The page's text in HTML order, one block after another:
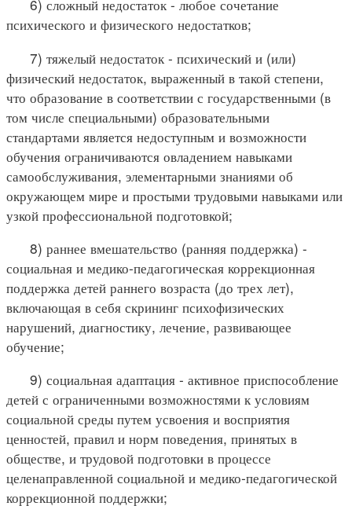
6) сложный недостаток - любое сочетание
психического и физического недостатков;
7) тяжелый недостаток - психический и (или)
физический недостаток, выраженный в такой степени,
что образование в соответствии с государственными (в
том числе специальными) образовательными
стандартами является недоступным и возможности
обучения ограничиваются овладением навыками
самообслуживания, элементарными знаниями об
окружающем мире и простыми трудовыми навыками или
узкой профессиональной подготовкой;
8) раннее вмешательство (ранняя поддержка) -
социальная и медико-педагогическая коррекционная
поддержка детей раннего возраста (до трех лет),
включающая в себя скрининг психофизических
нарушений, диагностику, лечение, развивающее
обучение;
9) социальная адаптация - активное приспособление
детей с ограниченными возможностями к условиям
социальной среды путем усвоения и восприятия
ценностей, правил и норм поведения, принятых в
обществе, и трудовой подготовки в процессе
целенаправленной социальной и медико-педагогической
коррекционной поддержки;